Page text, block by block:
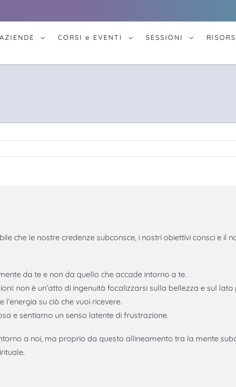
CORSI e EVENTI SESSIONI
che le nostre credenze subconsce, i nostri obiettivi consci e il
da te e non da quello che accade intorno a te.
non è un’atto di ingenuità focalizzarsi sulla bellezza e sul
l’energia su ciò che vuoi ricevere.
e sentiamo un senso latente di frustrazione.
a noi, ma proprio da questo allineamento tra la mente